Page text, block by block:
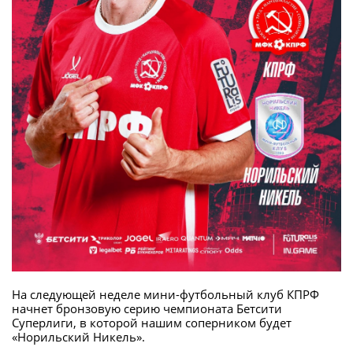
На следующей неделе мини-футбольный клуб КПРФ
начнет бронзовую серию чемпионата Бетсити
Суперлиги, в которой нашим соперником будет
«Норильский Никель».